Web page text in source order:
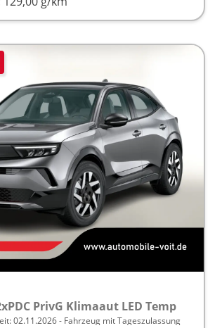
PrivG Klimaaut LED Temp
02.11.2026 Fahrzeug mit Tageszulassung